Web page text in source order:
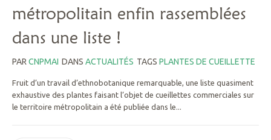
métropolitain enfin rassemblées
dans une liste !
PAR CNPMAI DANS ACTUALITÉS TAGS PLANTES DE CUEILLETTE
Fruit d’un travail d’ethnobotanique remarquable, une liste quasiment
exhaustive des plantes faisant l’objet de cueillettes commerciales sur
le territoire métropolitain a été publiée dans le...